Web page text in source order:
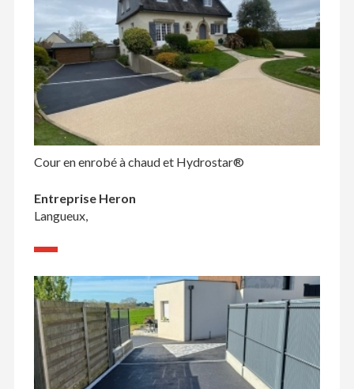
Cour en enrobé à chaud et Hydrostar®
Entreprise Heron
Langueux,